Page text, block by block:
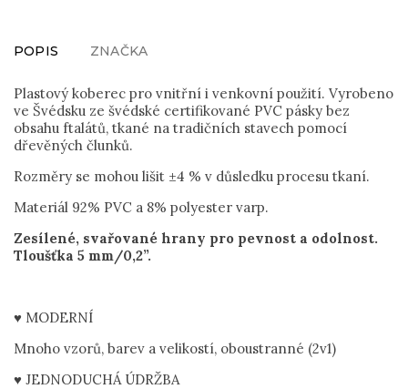
POPIS ZNAČKA
Plastový koberec pro vnitřní i venkovní použití. Vyrobeno
ve Švédsku ze švédské certifikované PVC pásky bez
obsahu ftalátů, tkané na tradičních stavech pomocí
dřevěných člunků.
Rozměry se mohou lišit ±4 % v důsledku procesu tkaní.
Materiál 92% PVC a 8% polyester varp.
Zesílené, svařované hrany pro pevnost a odolnost.
Tloušťka 5 mm/0,2”.
♥ MODERNÍ
Mnoho vzorů, barev a velikostí, oboustranné (2v1)
♥ JEDNODUCHÁ ÚDRŽBA